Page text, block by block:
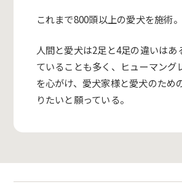
これまで800頭以上の愛犬を施術。
人間と愛犬は2足と4足の違いはあ
ていることも多く、ヒューマング
を心がけ、愛犬家様と愛犬のため
りたいと願っている。